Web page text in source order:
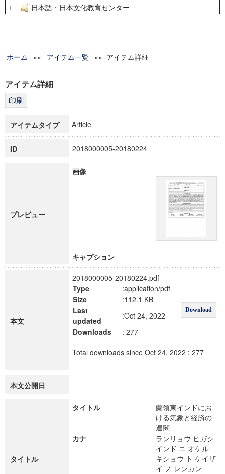
日本語・日本文化教育センター
グローバルリサーチインスティテュート
科学研究費補助金研究成果報告書
博士課程教育リーディングプログラム「超成熟社会発展のサ
ホーム »» アイテム一覧 »» アイテム詳細
アイテム詳細
アイテムタイプ Article
ID 2018000005-20180224
プレビュー
画像
キャプション
本文
2018000005-20180224.pdf
Type
:application/pdf
Download
Size
:112.1 KB
Last
updated
:Oct 24, 2022
Downloads
: 277
Total downloads since Oct 24, 2022 : 277
本文公開日
タイトル
タイトル
蘭領東インドにお
ける気象と経済の
連関
カナ
ランリョウ ヒガシ
インド ニ オケル
キショウ ト ケイザ
イ ノ レンカン